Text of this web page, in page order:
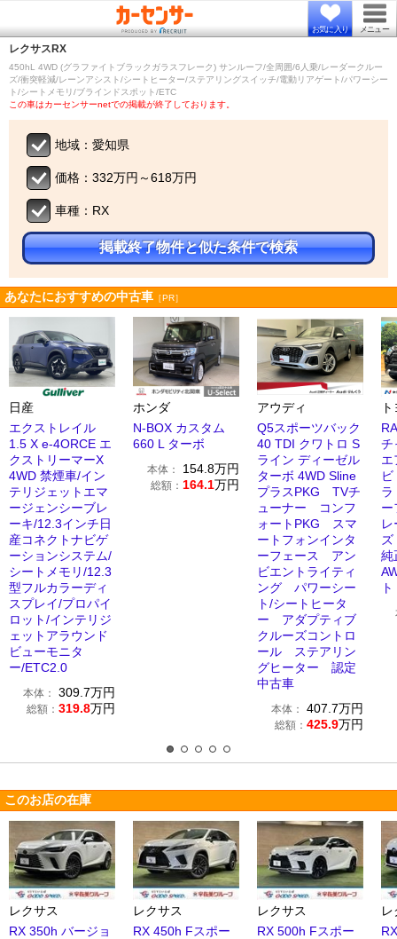
お気に入り メニュー
レクサス RX
450hL 4WD (グラファイトブラックガラスフレーク) サンルーフ/全周囲/6人乗/レーダークルー
ズ/衝突軽減/レーンアシスト/シートヒーター/ステアリングスイッチ/電動リアゲート/パワーシー
ト/シートメモリ/ブラインドスポット/ETC
この車はカーセンサーnetでの掲載が終了しております。
地域：愛知県
価格：332万円～618万円
車種：RX
掲載終了物件と似た条件で検索
あなたにおすすめの中古車 ［PR］
日産
エクストレイル
1.5 X e-4ORCE エ
クストリーマーX
4WD 禁煙車/イン
テリジェットエマ
ージェンシーブレ
ーキ/12.3インチ日
産コネクトナビゲ
ーションシステム/
シートメモリ/12.3
型フルカラーディ
スプレイ/プロパイ
ロット/インテリジ
ェットアラウンド
ビューモニタ
ー/ETC2.0
本体： 309.7万円
総額： 319.8万円
ホンダ
N-BOX カスタム
660 L ターボ
本体： 154.8万円
総額： 164.1万円
アウディ
Q5スポーツバック
40 TDI クワトロ S
ライン ディーゼル
ターボ 4WD Sline
プラスPKG TVチ
ューナー コンフ
ォートPKG スマ
ートフォンインタ
ーフェース アン
ビエントライティ
ング パワーシー
ト/シートヒータ
ー アダプティブ
クルーズコントロ
ール ステアリン
グヒーター 認定
中古車
本体： 407.7万円
総額： 425.9万円
チ
純
このお店の在庫
レクサス
RX 350h バージョ
レクサス
RX 450h Fスポー
レクサス
RX 500h Fスポー